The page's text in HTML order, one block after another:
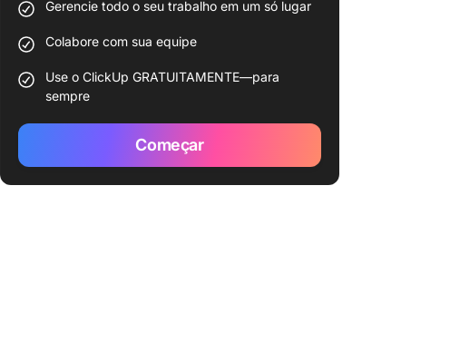
Gerencie todo o seu trabalho em um só lugar
Colabore com sua equipe
Use o ClickUp GRATUITAMENTE—para
sempre
Começar